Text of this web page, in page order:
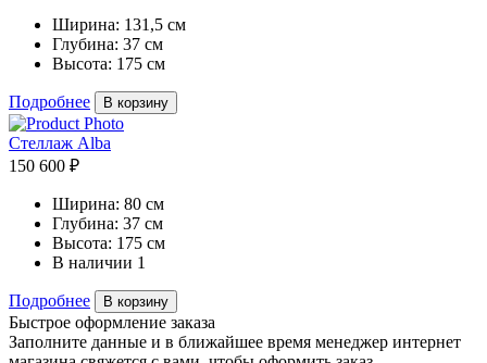
Ширина: 131,5 см
Глубина: 37 см
Высота: 175 см
Подробнее В корзину
Стеллаж Alba
150 600 ₽
Ширина: 80 см
Глубина: 37 см
Высота: 175 см
В наличии 1
Подробнее В корзину
Быстрое оформление заказа
Заполните данные и в ближайшее время менеджер интернет